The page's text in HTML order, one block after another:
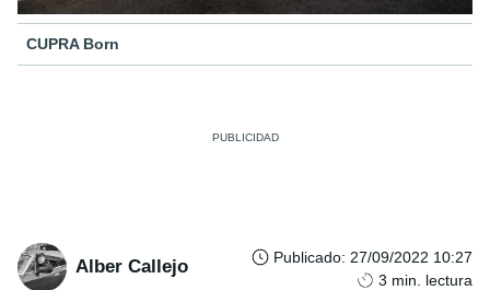
CUPRA Born
Alber Callejo Publicado: 27/09/2022 10:27
3 min. lectura